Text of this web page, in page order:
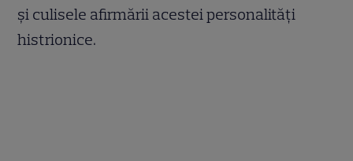
și culisele afirmării acestei personalități
histrionice.